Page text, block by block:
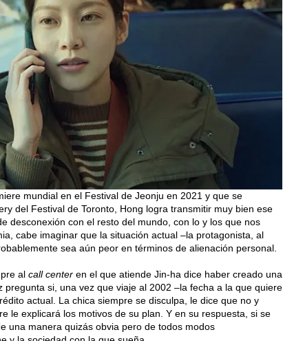
mundial en el Festival de Jeonju en 2021 y que se
del Festival de Toronto, Hong logra transmitir muy bien ese
desconexión con el resto del mundo, con lo y los que nos
cabe imaginar que la situación actual –la protagonista, al
sea aún peor en términos de alienación personal.
al call center en el que atiende Jin-ha dice haber creado una
pregunta si, una vez que viaje al 2002 –la fecha a la que quiere
actual. La chica siempre se disculpa, le dice que no y
le explicará los motivos de su plan. Y en su respuesta, si se
una manera quizás obvia pero de todos modos